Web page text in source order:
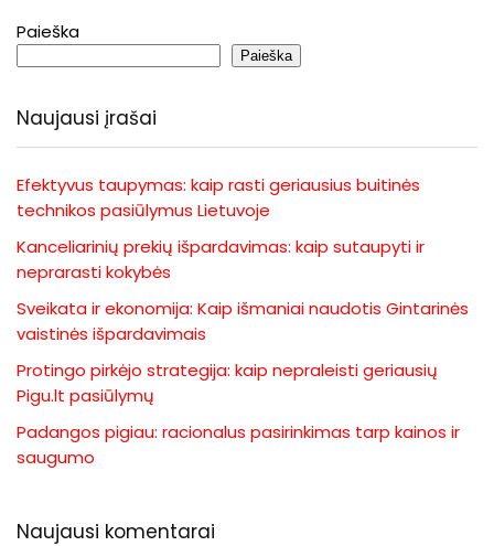
Paieška
Paieška
Naujausi įrašai
Efektyvus taupymas: kaip rasti geriausius buitinės
technikos pasiūlymus Lietuvoje
Kanceliarinių prekių išpardavimas: kaip sutaupyti ir
neprarasti kokybės
Sveikata ir ekonomija: Kaip išmaniai naudotis Gintarinės
vaistinės išpardavimais
Protingo pirkėjo strategija: kaip nepraleisti geriausių
Pigu.lt pasiūlymų
Padangos pigiau: racionalus pasirinkimas tarp kainos ir
saugumo
Naujausi komentarai